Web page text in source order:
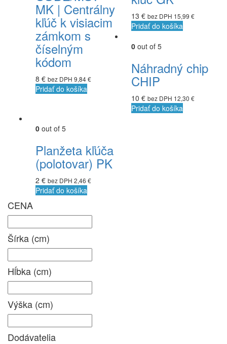
MK | Centrálny
kľúč k visiacim
zámkom s
číselným
kódom
8 € bez DPH 9,84€
Pridať do košíka
13 € bez DPH 15,99 €
Pridať do košíka
0 out of 5
Náhradný chip
CHIP
10 € bez DPH 12,30 €
Pridať do košíka
0 out of 5
Planžeta kľúča
(polotovar) PK
2 € bez DPH 2,46 €
Pridať do košíka
CENA
Šírka (cm)
Hĺbka (cm)
Výška (cm)
Dodávatelia